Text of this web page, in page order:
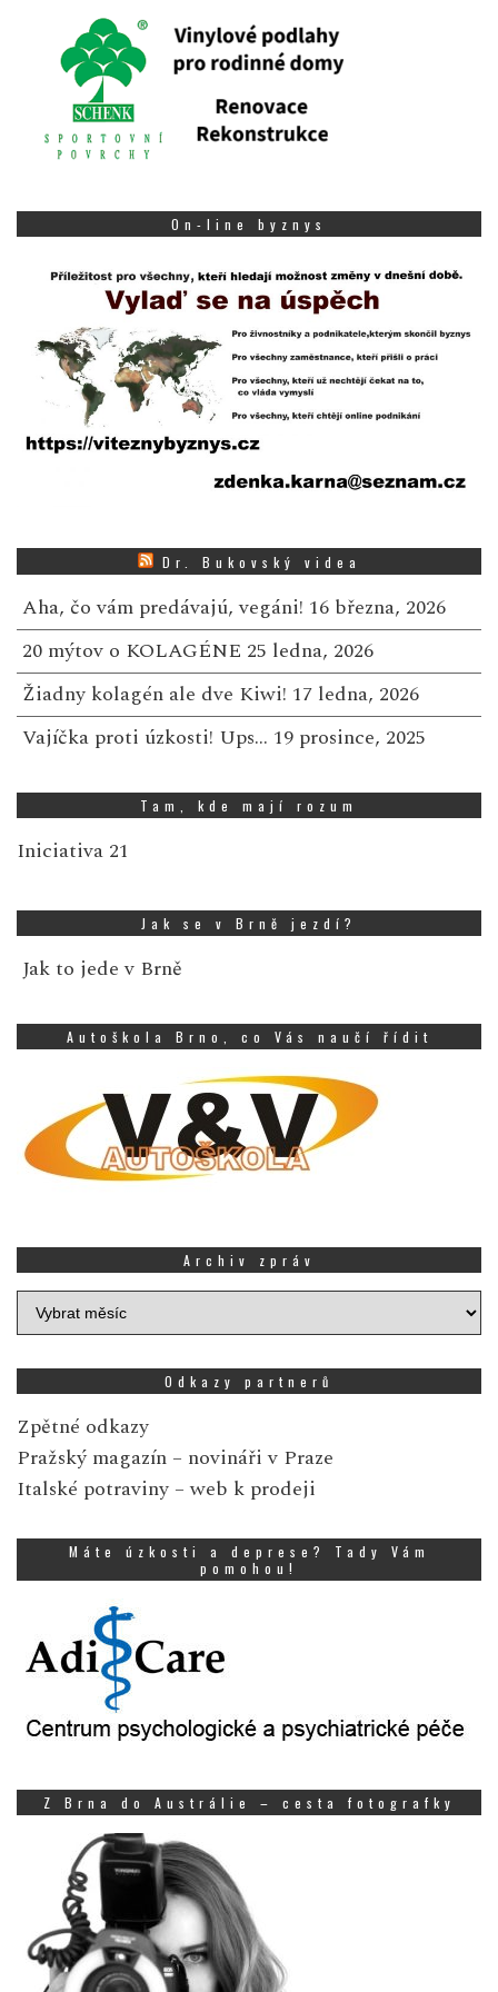
On-line byznys
Dr. Bukovský videa
Aha, čo vám predávajú, vegáni! 16 března, 2026
20 mýtov o KOLAGÉNE 25 ledna, 2026
Žiadny kolagén ale dve Kiwi! 17 ledna, 2026
Vajíčka proti úzkosti! Ups… 19 prosince, 2025
Tam, kde mají rozum
Iniciativa 21
Jak se v Brně jezdí?
Jak to jede v Brně
Autoškola Brno, co Vás naučí řídit
Archiv zpráv
Archiv
zpráv
Odkazy partnerů
Zpětné odkazy
Pražský magazín – novináři v Praze
Italské potraviny – web k prodeji
Máte úzkosti a deprese? Tady Vám
pomohou!
Z Brna do Austrálie – cesta fotografky